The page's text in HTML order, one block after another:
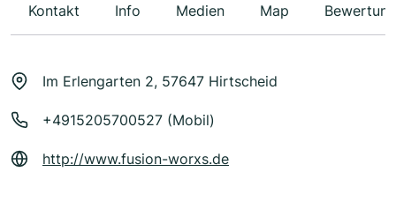
Kontakt Info Medien Map
Im Erlengarten 2, 57647 Hirtscheid
+4915205700527 (Mobil)
http://www.fusion-worxs.de